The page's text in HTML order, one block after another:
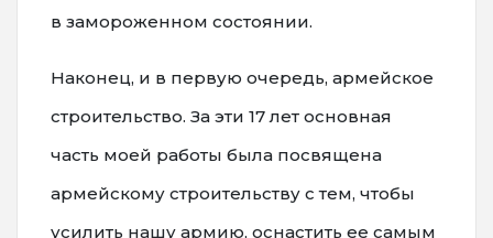
в замороженном состоянии.
Наконец, и в первую очередь, армейское
строительство. За эти 17 лет основная
часть моей работы была посвящена
армейскому строительству с тем, чтобы
усилить нашу армию, оснастить ее самым